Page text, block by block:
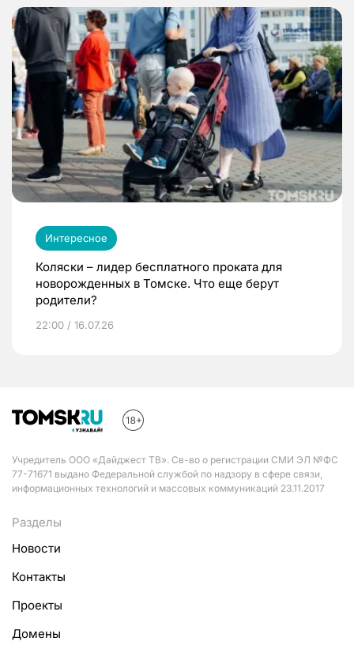
Интересное
Коляски – лидер бесплатного проката для
новорожденных в Томске. Что еще берут
родители?
22:00 / 16.07.26
Учредитель ООО «Дайджест ТВ». Св-во о регистрации СМИ ЭЛ №ФС
77-71671 выдано Федеральной службой по надзору в сфере связи,
информационных технологий и массовых коммуникаций 23.11.2017
Разделы
Новости
Контакты
Проекты
Домены